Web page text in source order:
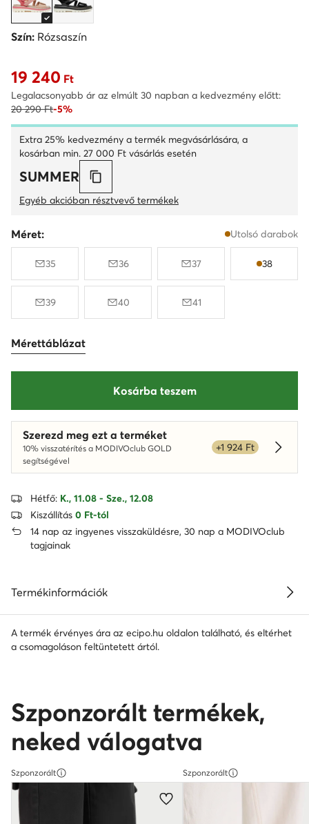
Szín: Rózsaszín
Aktuális ár 19 240 Ft
19 240 Ft
Legalacsonyabb ár az elmúlt 30 napban a kedvezmény előtt:
20 290 Ft-5%
Extra 25% kedvezmény a termék megvásárlására, a
kosárban min. 27 000 Ft vásárlás esetén
SUMMER
Egyéb akcióban résztvevő termékek
Méret: Utolsó darabok
35 36 37 38
39 40 41
Mérettáblázat
Kosárba teszem
Szerezd meg ezt a terméket
10% visszatérítés a MODIVOclub GOLD
segítségével
+1 924 Ft
Hétfő: K., 11.08 - Sze., 12.08
Kiszállítás 0 Ft-tól
14 nap az ingyenes visszaküldésre, 30 nap a MODIVOclub
tagjainak
Termékinformációk
A termék érvényes ára az ecipo.hu oldalon található, és eltérhet
a csomagoláson feltüntetett ártól.
Szponzorált termékek,
neked válogatva
Szponzorált Szponzorált